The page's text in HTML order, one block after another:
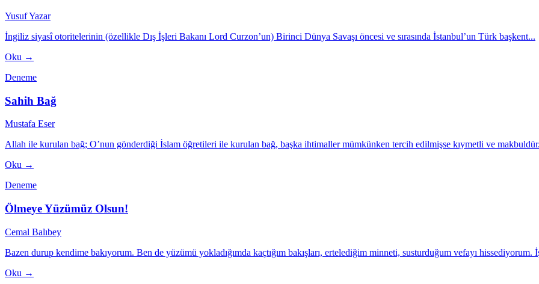
Yusuf Yazar
İngiliz siyasî otoritelerinin (özellikle Dış İşleri Bakanı Lord Curzon’un) Birinci Dünya Savaşı öncesi ve sırasında İstanbul’un Türk başkent...
Oku →
Deneme
Sahih Bağ
Mustafa Eser
Allah ile kurulan bağ; O’nun gönderdiği İslam öğretileri ile kurulan bağ, başka ihtimaller mümkünken tercih edilmişse kıymetli ve
Oku →
Deneme
Ölmeye Yüzümüz Olsun!
Cemal Balıbey
Bazen durup kendime bakıyorum. Ben de yüzümü yokladığımda kaçtığım bakışları, ertelediğim minneti, susturduğum vefayı hissediyorum.
Oku →